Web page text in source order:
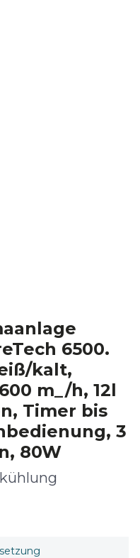
6500.
kalt,
m_/h, 12l
Timer bis
3
80W